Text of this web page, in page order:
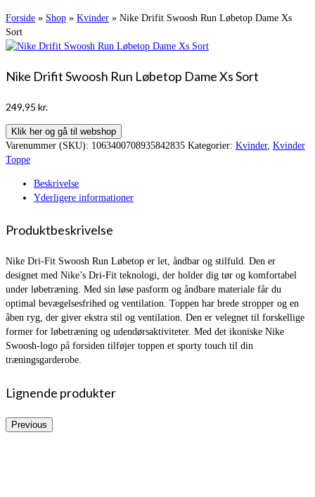
Forside » Shop » Kvinder » Nike Drifit Swoosh Run Løbetop Dame Xs
Sort
Nike Drifit Swoosh Run Løbetop Dame Xs Sort
249,95 kr.
Klik her og gå til webshop
Varenummer (SKU): 1063400708935842835 Kategorier: Kvinder, Kvinder
Toppe
Beskrivelse
Yderligere informationer
Produktbeskrivelse
Nike Dri-Fit Swoosh Run Løbetop er let, åndbar og stilfuld. Den er
designet med Nike’s Dri-Fit teknologi, der holder dig tør og komfortabel
under løbetræning. Med sin løse pasform og åndbare materiale får du
optimal bevægelsesfrihed og ventilation. Toppen har brede stropper og en
åben ryg, der giver ekstra stil og ventilation. Den er velegnet til forskellige
former for løbetræning og udendørsaktiviteter. Med det ikoniske Nike
Swoosh-logo på forsiden tilføjer toppen et sporty touch til din
træningsgarderobe.
Lignende produkter
Previous